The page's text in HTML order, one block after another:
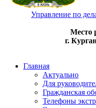
Управление по
Место
г.
Главная
Актуально
Для
Гражданская
Телефоны